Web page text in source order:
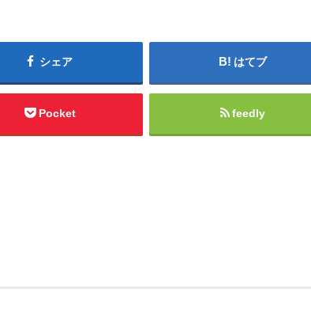
シェア はてブ
Pocket feedly